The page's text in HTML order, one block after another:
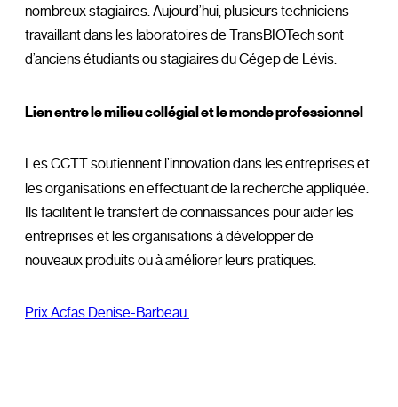
nombreux stagiaires. Aujourd’hui, plusieurs techniciens
travaillant dans les laboratoires de TransBIOTech sont
d’anciens étudiants ou stagiaires du Cégep de Lévis.
Lien entre le milieu collégial et le monde professionnel
Les CCTT soutiennent l’innovation dans les entreprises et
les organisations en effectuant de la recherche appliquée.
Ils facilitent le transfert de connaissances pour aider les
entreprises et les organisations à développer de
nouveaux produits ou à améliorer leurs pratiques.
Prix Acfas Denise-Barbeau